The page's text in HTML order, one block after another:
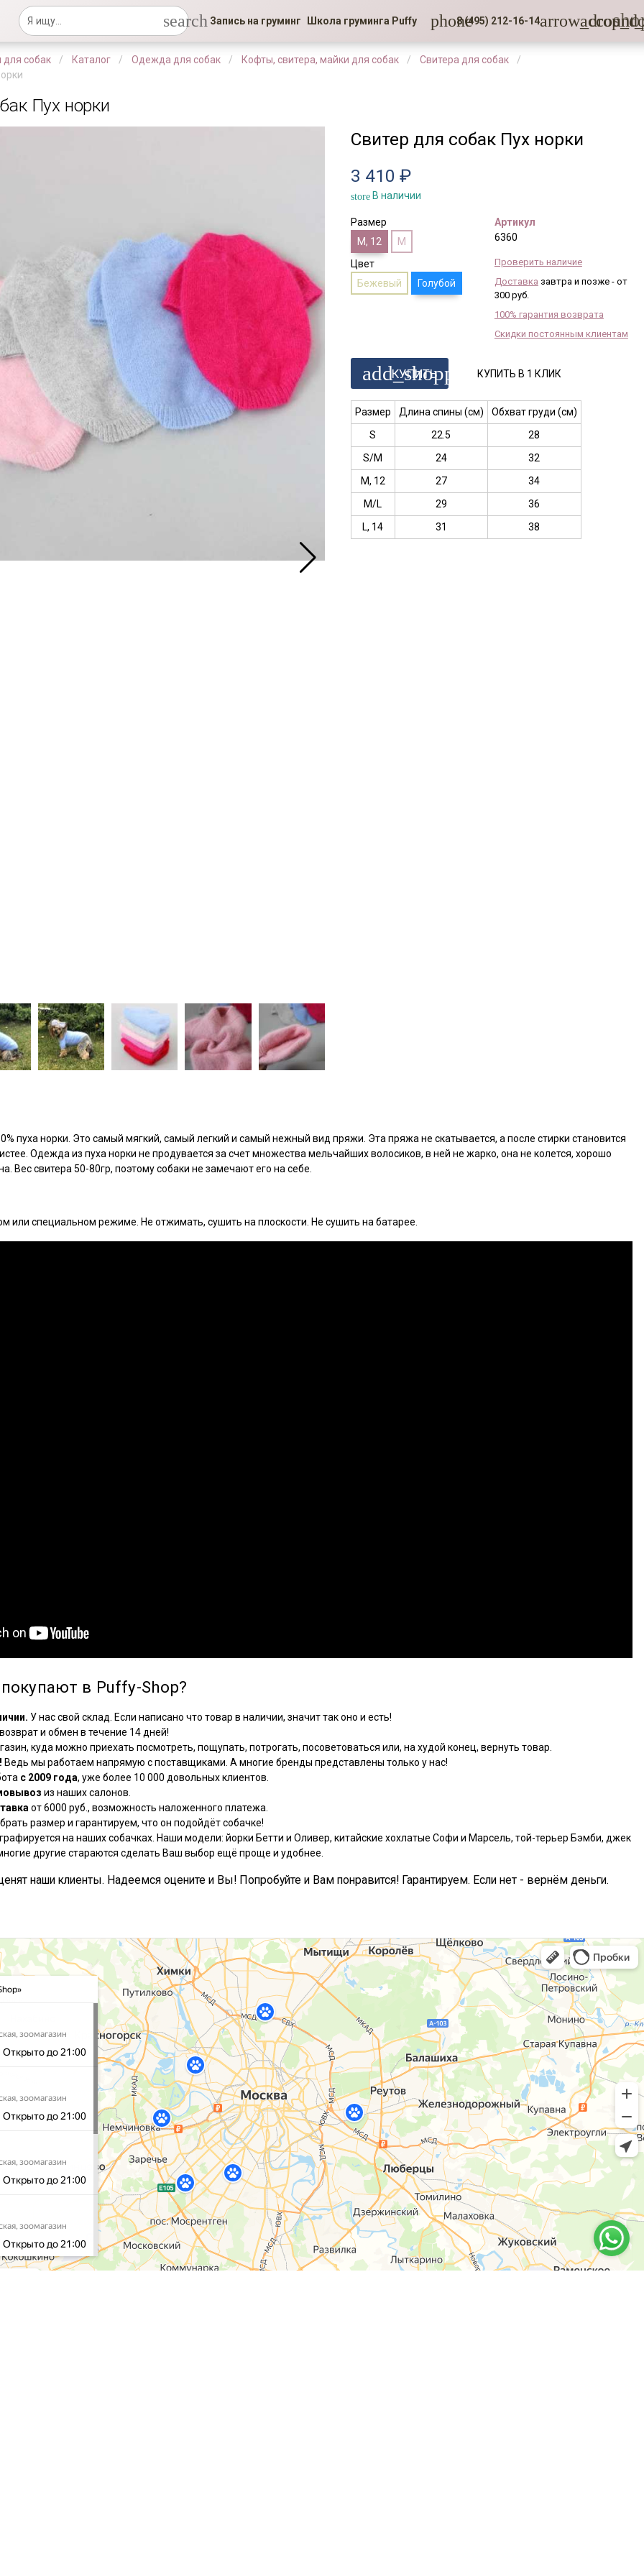
search Запись на груминг Школа груминга Puffy phone8 (495) 212-16-14
для собак Каталог Одежда для собак Кофты, свитера, майки для собак
Свитера для собак
Пух норки
Свитер для собак Пух норки
3 410 ₽
storeВ наличии
Размер
M, 12
M
Цвет
Бежевый
Голубой
Артикул
6360
Проверить наличие
Доставка завтра и позже - от
300 руб.
100% гарантия возврата
Скидки постоянным клиентам
add_shopping_cart
КУПИТЬ КУПИТЬ В 1 КЛИК
Размер Длина спины (см)
Обхват груди (см)
S
22.5
28
S/M
24
32
M, 12
27
34
M/L
29
36
L, 14
31 38
пуха норки. Это самый мягкий, самый легкий и самый нежный вид пряжи. Эта пряжа не скатывается, а после стирки становится
Одежда из пуха норки не продувается за счет множества мельчайших волосиков, в ней не жарко, она не колется, хорошо
Вес свитера 50-80гр, поэтому собаки не замечают его на себе.
или специальном режиме. Не отжимать, сушить на плоскости. Не сушить на батарее.
в Puffy-Shop?
У нас свой склад. Если написано что товар в наличии, значит так оно и есть!
и обмен в течение 14 дней!
куда можно приехать посмотреть, пощупать, потрогать, посоветоваться или, на худой конец, вернуть товар.
Ведь мы работаем напрямую с поставщиками. А многие бренды представлены только у нас!
с 2009 года, уже более 10 000 довольных клиентов.
из наших салонов.
от 6000 руб., возможность наложенного платежа.
размер и гарантируем, что он подойдёт собачке!
на наших собачках. Наши модели: йорки Бетти и Оливер, китайские хохлатые Софи и Марсель, той-терьер Бэмби, джек
другие стараются сделать Ваш выбор ещё проще и удобнее.
наши клиенты. Надеемся оцените и Вы! Попробуйте и Вам понравится! Гарантируем. Если нет - вернём деньги.